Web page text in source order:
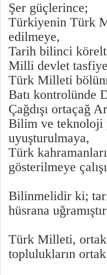
Şer güçlerince;
Türkiyenin Türk
edilmeye,
Tarih bilinci
Milli devlet
Türk Milleti
Batı kontrolünde
Çağdışı ortaçağ
Bilim ve teknoloji
uyuşturulmaya,
Türk
gösterilmeye
Bilinmelidir ki;
hüsrana
Türk Milleti,
toplulukların ortak